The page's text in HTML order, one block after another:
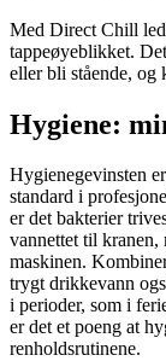
Med Direct Chill
tappeøyeblikket.
eller bli stående, og
Hygiene:
Hygienegevinsten
standard i
er det bakterier
vannettet til kranen,
maskinen.
trygt drikkevann
i perioder, som i
er det et poeng at
renholdsrutinene.